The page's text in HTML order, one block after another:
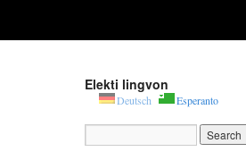
Elekti lingvon
Deutsch Esperanto